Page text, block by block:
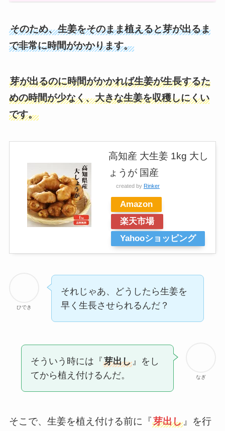
そのため、生姜をそのまま植えると芽が出るま
で非常に時間がかかります。
芽が出るのに時間がかかれば生姜が生長するた
めの時間が少なく、大きな生姜を収穫しにくい
です。
高知産 大生姜 1kg 大し
ょうが 国産
created by Rinker
Amazon
楽天市場
Yahooショッピング
ひでき
それじゃあ、どうしたら生姜を
早く生長させられるんだ？
なぎ
そういう時には『芽出し』をし
てから植え付けるんだ。
そこで、生姜を植え付ける前に『芽出し』を行